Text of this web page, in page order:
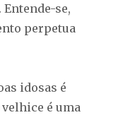
se,
perpetua
idosas é
é uma